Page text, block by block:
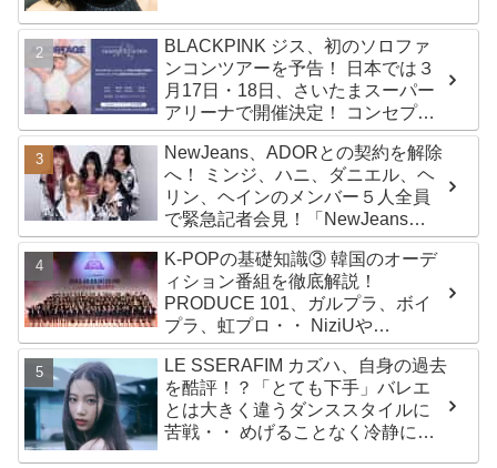
BLACKPINK ジス、初のソロファ
ンコンツアーを予告！ 日本では３
月17日・18日、さいたまスーパー
アリーナで開催決定！ コンセプト
は“愛のカケラ”！？ 14日には新ア
ルバム『AMORTAGE』もリリース
NewJeans、ADORとの契約を解除
へ！ ミンジ、ハニ、ダニエル、ヘ
リン、ヘインのメンバー５人全員
で緊急記者会見！「NewJeans
never dies!」と微笑みの宣言！
ADOR側、2029年まで契約有効と
主張
K-POPの基礎知識③ 韓国のオーデ
ィション番組を徹底解説！
PRODUCE 101、ガルプラ、ボイ
プラ、虹プロ・・ NiziUや
Kep1er、ZEROBASEONEら人気
グループが続々と誕生！ JO1や
INI、ME:Iを生んだ日プまで一挙紹
介
LE SSERAFIM カズハ、自身の過去
を酷評！？「とても下手」バレエ
とは大きく違うダンススタイルに
苦戦・・ めげることなく冷静に努